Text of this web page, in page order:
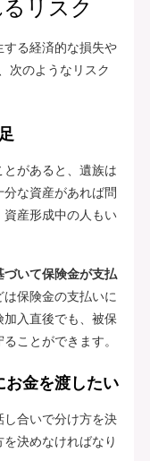
リスク
る経済的な損失や
次のようなリスク
があると、遺族は
な資産があれば問
産形成中の人もい
いて保険金が支払
保険金の支払いに
入直後でも、被保
ことができます。
お金を渡したい
し合いで分け方を決
決めなければなり